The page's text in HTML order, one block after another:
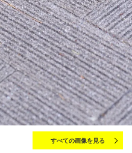
すべての画像を見る